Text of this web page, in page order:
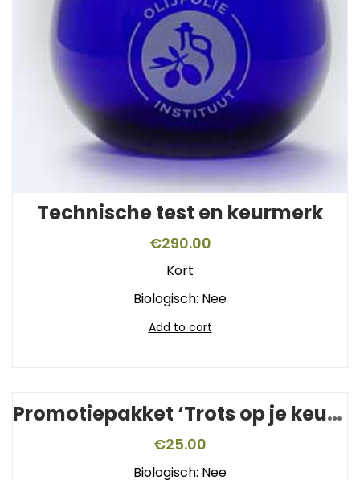
Technische test en keurmerk
€290.00
Kort
Biologisch: Nee
Add to cart
Promotiepakket ‘Trots op je keurmerk’
€25.00
Biologisch: Nee